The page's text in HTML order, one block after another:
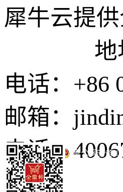
犀牛云提
地址：
电话：+86
邮箱：
电话： 京公网安备